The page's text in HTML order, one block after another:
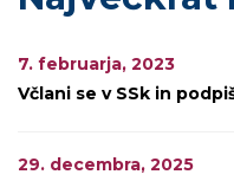
7. februarja, 2023
Včlani se v SSk in
29. decembra, 2025